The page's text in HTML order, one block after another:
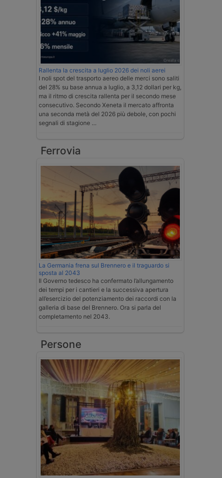
Rallenta la crescita a luglio 2026 dei noli aerei
I noli spot del trasporto aereo delle merci sono saliti
del 28% su base annua a luglio, a 3,12 dollari per kg,
ma il ritmo di crescita rallenta per il secondo mese
consecutivo. Secondo Xeneta il mercato affronta
una seconda metà del 2026 più debole, con pochi
segnali di stagione …
Ferrovia
La Germania frena sul Brennero e il traguardo si
sposta al 2043
Il Governo tedesco ha confermato l’allungamento
dei tempi per i cantieri e la successiva apertura
all’esercizio del potenziamento dei raccordi con la
galleria di base del Brennero. Ora si parla del
completamento nel 2043.
Persone